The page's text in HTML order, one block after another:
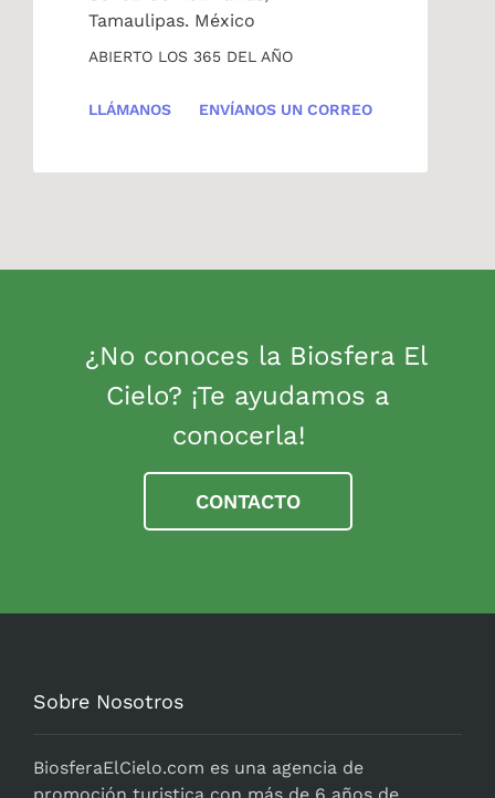
Tamaulipas. México
ABIERTO LOS 365 DEL AÑO
LLÁMANOS ENVÍANOS UN CORREO
¿No conoces la Biosfera El
Cielo? ¡Te ayudamos a
conocerla!
CONTACTO
Sobre Nosotros
BiosferaElCielo.com es una agencia de